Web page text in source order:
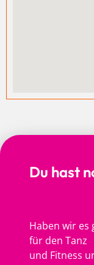
Du hast
Haben wir es
für den Tanz
und Fitness